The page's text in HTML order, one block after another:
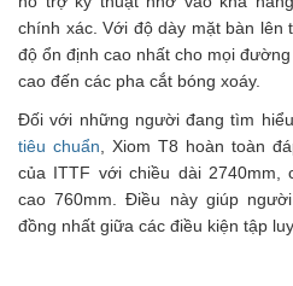
chính xác. Với độ dày mặt bàn lên
độ ổn định cao nhất cho mọi
cao đến các pha cắt bóng xoáy.
Đối với những người đang tìm
tiêu chuẩn , Xiom T8 hoàn toàn
của ITTF với chiều dài 2740mm,
cao 760mm. Điều này giúp
đồng nhất giữa các điều kiện tập